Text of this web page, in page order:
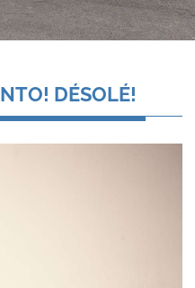
DÉSOLÉ!